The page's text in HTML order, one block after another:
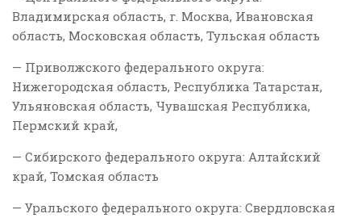
Владимирская область, г. Москва, Ивановская
область, Московская область, Тульская область
— Приволжского федерального округа:
Нижегородская область, Республика Татарстан,
Ульяновская область, Чувашская Республика,
Пермский край,
— Сибирского федерального округа: Алтайский
край, Томская область
— Уральского федерального округа: Свердловская